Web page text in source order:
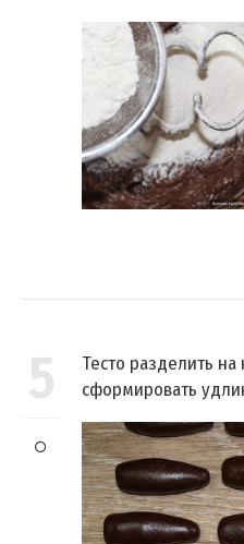
5
Тесто разделить на
сформировать